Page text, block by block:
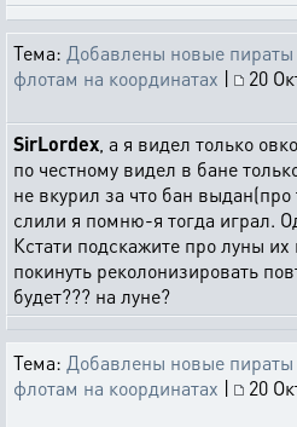
Тема: Добавлены новые
флотам на координатах |
20
SirLordex , а я видел только
по честному видел в бане
не вкурил за что бан выдан(про
слили я помню-я тогда играл.
Кстати подскажите про луны
покинуть реколонизировать
будет??? на луне?
Тема: Добавлены новые
флотам на координатах |
20